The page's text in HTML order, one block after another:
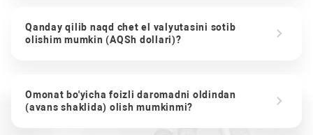
Qanday qilib naqd chet el valyutasini sotib
olishim mumkin (AQSh dollari)?
Omonat bo'yicha foizli daromadni oldindan
(avans shaklida) olish mumkinmi?